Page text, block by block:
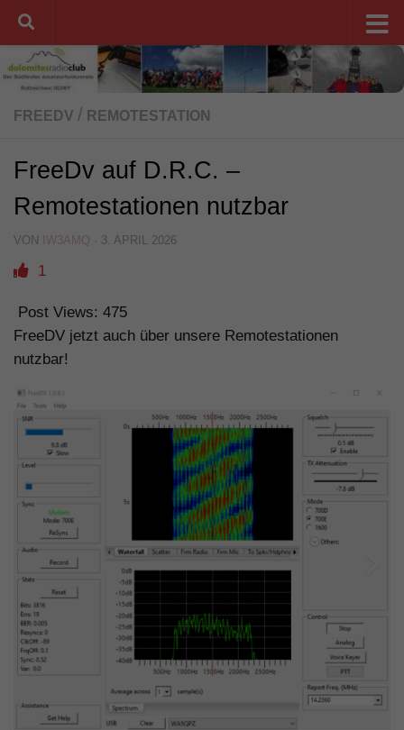
Unter dem Inhalt
FREEDV / REMOTESTATION
FreeDv auf D.R.C. –
Remotestationen nutzbar
VON IW3AMQ · 3. APRIL 2026
1
Post Views: 475
FreeDV jetzt auch über unsere Remotestationen
nutzbar!